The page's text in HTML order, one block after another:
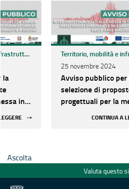
Territorio, mobilità e infrastrutture
la
in
25 novembre 2024
Avviso pubblico per
selezione di
progettuali per la
CONTINUA A
Ascolta
Valuta questo